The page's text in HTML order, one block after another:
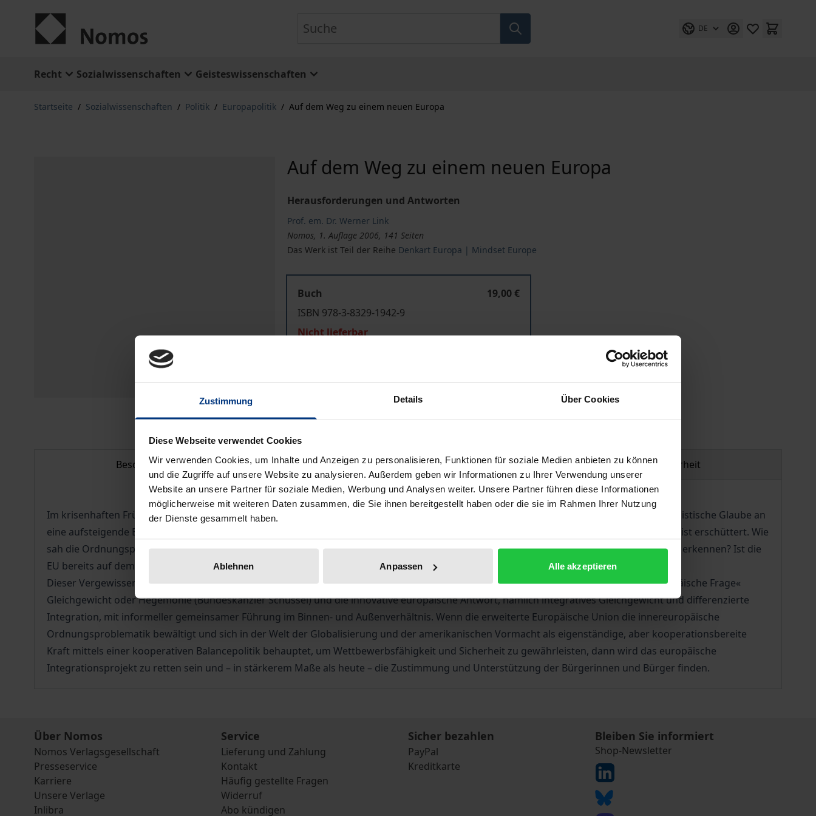
Zustimmung Details Über Cookies
Diese Webseite verwendet Cookies
Wir verwenden Cookies, um Inhalte und Anzeigen zu personalisieren, Funktionen für soziale Medien anbieten zu können
und die Zugriffe auf unsere Website zu analysieren. Außerdem geben wir Informationen zu Ihrer Verwendung unserer
Website an unsere Partner für soziale Medien, Werbung und Analysen weiter. Unsere Partner führen diese Informationen
möglicherweise mit weiteren Daten zusammen, die Sie ihnen bereitgestellt haben oder die sie im Rahmen Ihrer Nutzung
der Dienste gesammelt haben.
Ablehnen Anpassen Alle akzeptieren
DE
Recht Sozialwissenschaften Geisteswissenschaften
Startseite / Sozialwissenschaften / Politik / Europapolitik / Auf dem Weg zu einem neuen Europa
Auf dem Weg zu einem neuen Europa
Herausforderungen und Antworten
Prof. em. Dr. Werner Link
Nomos, 1. Auflage 2006, 141 Seiten
Das Werk ist Teil der Reihe Denkart Europa | Mindset Europe
Buch
19,00 €
ISBN 978-3-8329-1942-9
Nicht lieferbar
Hinweise zu Versandkosten
Beschreibung Bibliografische Angaben Produktsicherheit
Im krisenhaften Frühsommer 2005 ist die Diskussion über Europa wieder in Bewegung gekommen. Dabei ist deutlich geworden: Der idealistische Glaube an
eine aufsteigende Entwicklungslinie von der »alten« Europäischen Gemeinschaft hin zu einer »immer engeren Union der Völker Europas« ist erschüttert. Wie
sah die Ordnungspolitik der europäischen Integration in der Vergangenheit aus und welche Entwicklungstendenzen sind gegenwärtig zu erkennen? Ist die
EU bereits auf dem Weg zu einem neuen Europa?
Dieser Vergewisserung und Wegbeschreibung über das Woher und Wohin soll der Essay dienen. Im Mittelpunkt stehen die »uralte europäische Frage«
Gleichgewicht oder Hegemonie (Bundeskanzler Schüssel) und die innovative europäische Antwort, nämlich integratives Gleichgewicht und differenzierte
Integration, mit informeller gemeinsamer Führung im Binnen- und Außenverhältnis. Wenn die erweiterte Europäische Union die innereuropäische
Ordnungsproblematik bewältigt und sich in der Welt der Globalisierung und der amerikanischen Vormacht als eigenständige, aber kooperationsbereite
Kraft mittels einer kooperativen Balancepolitik behauptet, um Wettbewerbsfähigkeit und Sicherheit zu gewährleisten, dann wird das europäische
Integrationsprojekt zu retten sein und – in stärkerem Maße als heute – die Zustimmung und Unterstützung der Bürgerinnen und Bürger finden.
Über Nomos
Nomos Verlagsgesellschaft
Presseservice
Karriere
Unsere Verlage
Inlibra
Service
Lieferung und Zahlung
Kontakt
Häufig gestellte Fragen
Widerruf
Abo kündigen
Sicher bezahlen
PayPal
Kreditkarte
Bleiben Sie informiert
Shop-Newsletter